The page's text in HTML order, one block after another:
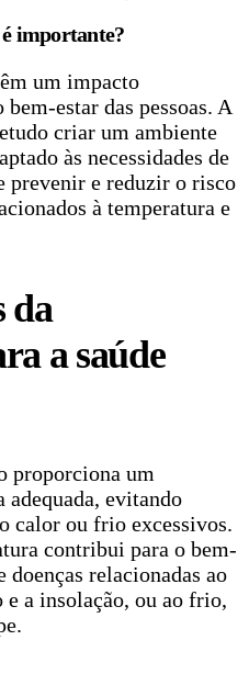
importante?
um impacto
estar das pessoas. A
criar um ambiente
às necessidades de
prevenir e reduzir o risco
à temperatura e
da
a saúde
proporciona um
adequada, evitando
calor ou frio excessivos.
contribui para o bem-
doenças relacionadas ao
e a insolação, ou ao frio,